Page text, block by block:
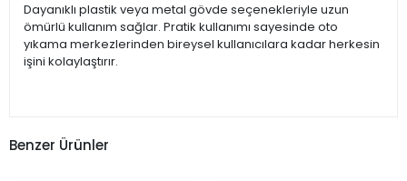
Dayanıklı plastik veya metal gövde seçenekleriyle uzun
ömürlü kullanım sağlar. Pratik kullanımı sayesinde oto
yıkama merkezlerinden bireysel kullanıcılara kadar herkesin
işini kolaylaştırır.
Benzer Ürünler